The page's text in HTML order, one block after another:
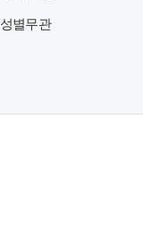
성별무관